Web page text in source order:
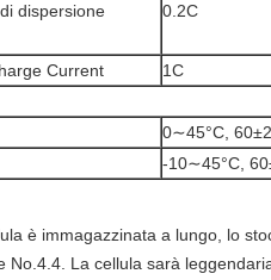
dispersione
0.2C
Current
1C
0∼45°C,
-10∼45°C,
è immagazzinata a lungo, lo
No.4.4. La cellula sarà